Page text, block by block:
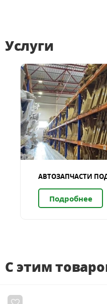
Услуги
АВТОЗАПЧАСТИ
Подробнее
С этим